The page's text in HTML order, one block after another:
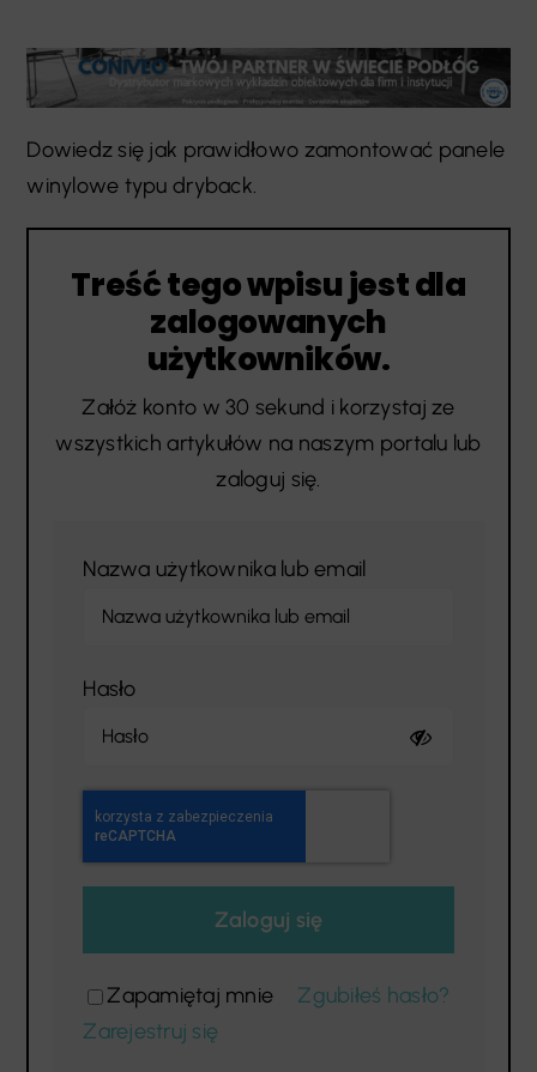
Dowiedz się jak prawidłowo zamontować panele
winylowe typu dryback.
Treść tego wpisu jest dla
zalogowanych
użytkowników.
Załóż konto w 30 sekund i korzystaj ze
wszystkich artykułów na naszym portalu lub
zaloguj się.
Nazwa użytkownika lub email
Hasło
Zaloguj się
Zapamiętaj mnie
Zgubiłeś hasło?
Zarejestruj się